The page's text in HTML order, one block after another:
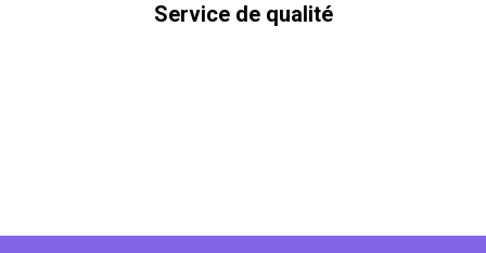
Service de qualité